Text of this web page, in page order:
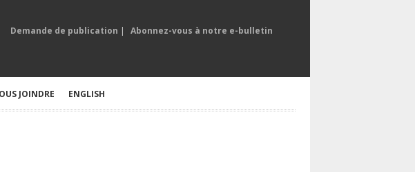
Demande de publication | Abonnez-vous à notre e-bulletin
JOINDRE ENGLISH